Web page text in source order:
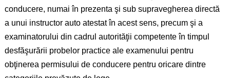
conducere, numai în prezenta şi sub supravegherea directă
a unui instructor auto atestat în acest sens, precum şi a
examinatorului din cadrul autorităţii competente în timpul
desfăşurării probelor practice ale examenului pentru
obţinerea permisului de conducere pentru oricare dintre